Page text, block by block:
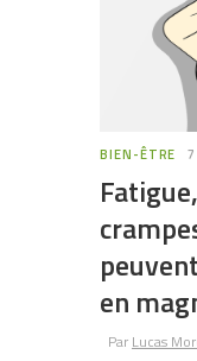
BIEN-ÊTRE
en
Par Lucas